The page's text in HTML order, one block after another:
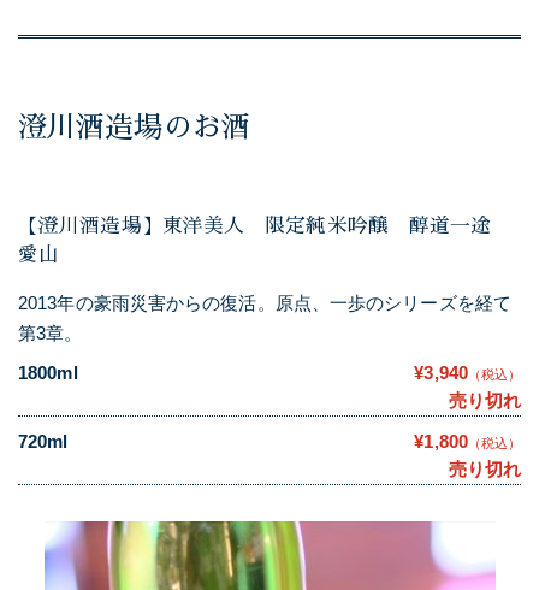
澄川酒造場のお酒
【澄川酒造場】東洋美人 限定純米吟醸 醇道一途
愛山
2013年の豪雨災害からの復活。原点、一歩のシリーズを経て
第3章。
1800ml
¥3,940 （税込）
売り切れ
720ml
¥1,800 （税込）
売り切れ